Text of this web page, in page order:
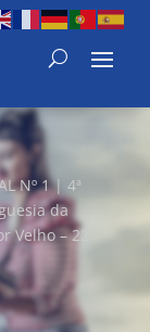
Nº 1 | 4ª
da
Velho – 22